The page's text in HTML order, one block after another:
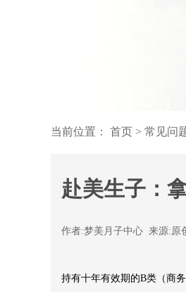
当前位置： 首页 > 常见问
赴美生子：
作者:梦美月子中心 来源:原
持有十年有效期的B类（商